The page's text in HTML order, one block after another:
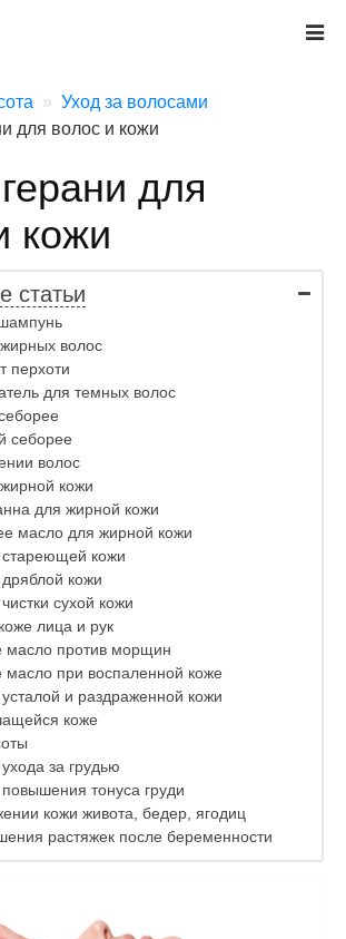
Уход за волосами
для волос и кожи
для
кожи
статьи
волос
перхоти
для темных волос
себорее
волос
кожи
для жирной кожи
масло для жирной кожи
кожи
кожи
сухой кожи
лица и рук
масло против морщин
при воспаленной коже
и раздраженной кожи
коже
за грудью
тонуса груди
кожи живота, бедер, ягодиц
растяжек после беременности